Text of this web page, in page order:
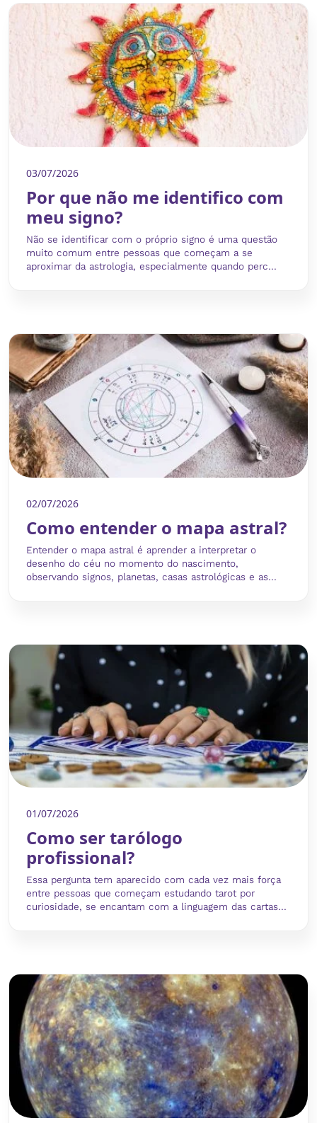
03/07/2026
Por que não me identifico com
meu signo?
Não se identificar com o próprio signo é uma questão
muito comum entre pessoas que começam a se
aproximar da astrologia, especialmente quando perc...
02/07/2026
Como entender o mapa astral?
Entender o mapa astral é aprender a interpretar o
desenho do céu no momento do nascimento,
observando signos, planetas, casas astrológicas e as...
01/07/2026
Como ser tarólogo
profissional?
Essa pergunta tem aparecido com cada vez mais força
entre pessoas que começam estudando tarot por
curiosidade, se encantam com a linguagem das cartas...